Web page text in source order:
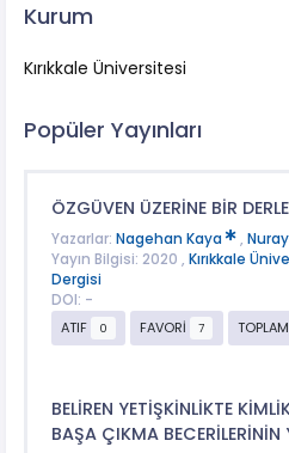
Kurum
Kırıkkale Üniversitesi
Popüler Yayınları
ÖZGÜVEN ÜZERİNE BİR
Yazarlar: Nagehan Kaya ,
Yayın Bilgisi: 2020 , Kırıkkale
Dergisi
DOI: -
ATIF
0 FAVORİ 7
BELİREN YETİŞKİNLİKTE
BAŞA ÇIKMA